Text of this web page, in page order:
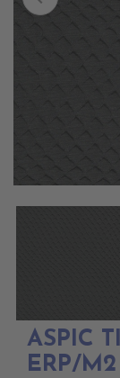
ASPIC
ERP/M2